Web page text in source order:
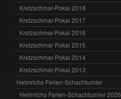
Kretzschmar-Pokal 2018
Kretzschmar-Pokal 2017
Kretzschmar-Pokal 2016
Kretzschmar Pokal 2015
Kretzschmar-Pokal 2014
Kretzschmar-Pokal 2013
Helmrichs Ferien-Schachturnier
Helmrichs Ferien-Schachturnier 2026